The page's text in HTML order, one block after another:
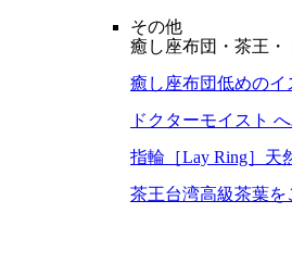
その他
癒し座布団・茶王
癒し座布団低めのイ
ドクターモイスト
指輪［Lay Ring］ 天
茶王台湾高級茶葉を